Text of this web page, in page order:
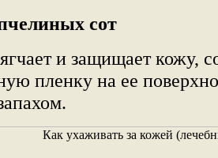
сот
и защищает кожу,
пленку на ее